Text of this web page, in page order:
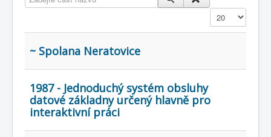
Cíle expozice
Současnost SW a IT
KNIHOVNA
Historické počítače
COBOL
O nás
Zobrazit
~ Spolana Neratovice
1987 - Jednoduchý systém obsluhy
datové základny určený hlavně pro
interaktivní práci